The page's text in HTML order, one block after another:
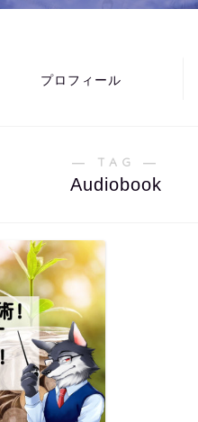
プロフィール
― TAG ―
Audiobook